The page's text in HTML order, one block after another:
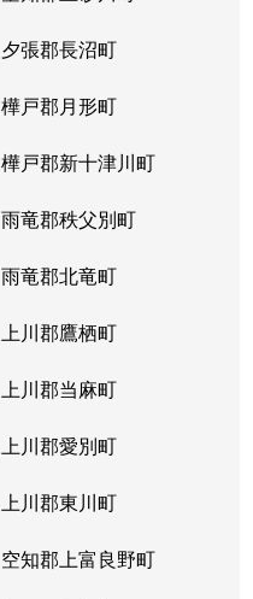
夕張郡長沼町
樺戸郡月形町
樺戸郡新十津川町
雨竜郡秩父別町
雨竜郡北竜町
上川郡鷹栖町
上川郡当麻町
上川郡愛別町
上川郡東川町
空知郡上富良野町